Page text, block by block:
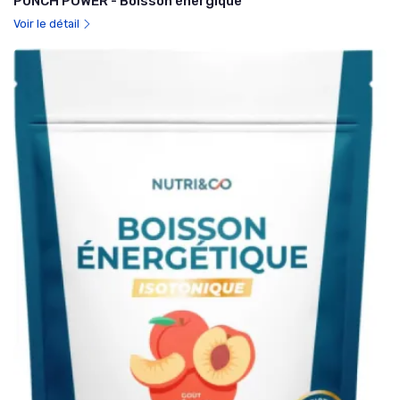
Voir le détail